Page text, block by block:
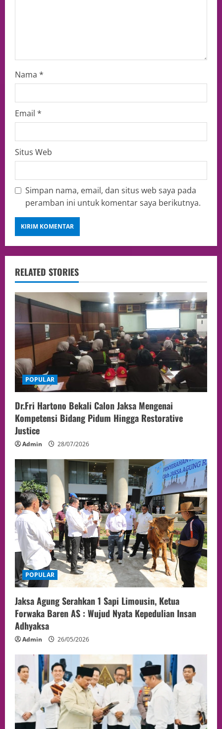
Nama *
Email *
Situs Web
Simpan nama, email, dan situs web saya pada
peramban ini untuk komentar saya berikutnya.
RELATED STORIES
POPULAR
Dr.Fri Hartono Bekali Calon Jaksa Mengenai
Kompetensi Bidang Pidum Hingga Restorative
Justice
Admin 28/07/2026
POPULAR
Jaksa Agung Serahkan 1 Sapi Limousin, Ketua
Forwaka Baren AS : Wujud Nyata Kepedulian Insan
Adhyaksa
Admin 26/05/2026